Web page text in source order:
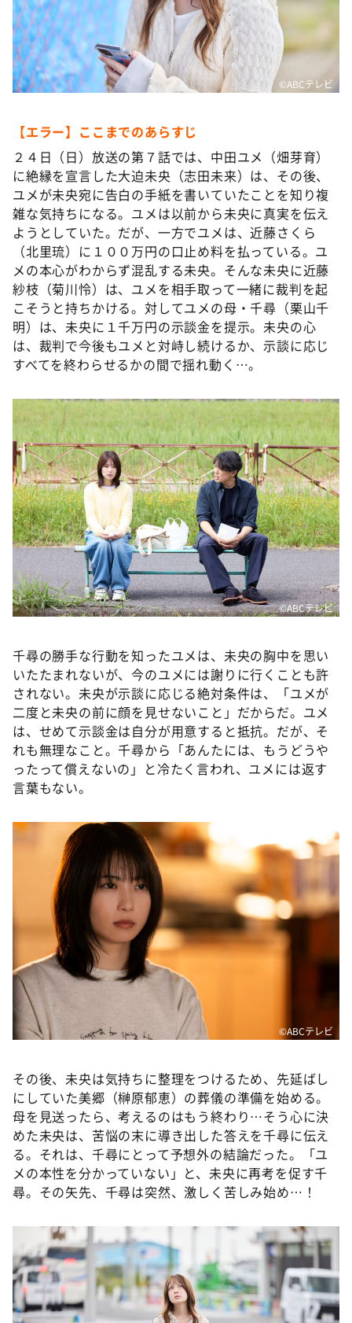
©️ABCテレビ
【エラー】ここまでのあらすじ
２４日（日）放送の第７話では、中田ユメ（畑芽育）
に絶縁を宣言した大迫未央（志田未来）は、その後、
ユメが未央宛に告白の手紙を書いていたことを知り複
雑な気持ちになる。ユメは以前から未央に真実を伝え
ようとしていた。だが、一方でユメは、近藤さくら
（北里琉）に１００万円の口止め料を払っている。ユ
メの本心がわからず混乱する未央。そんな未央に近藤
紗枝（菊川怜）は、ユメを相手取って一緒に裁判を起
こそうと持ちかける。対してユメの母・千尋（栗山千
明）は、未央に１千万円の示談金を提示。未央の心
は、裁判で今後もユメと対峙し続けるか、示談に応じ
すべてを終わらせるかの間で揺れ動く…。
©️ABCテレビ
千尋の勝手な行動を知ったユメは、未央の胸中を思い
いたたまれないが、今のユメには謝りに行くことも許
されない。未央が示談に応じる絶対条件は、「ユメが
二度と未央の前に顔を見せないこと」だからだ。ユメ
は、せめて示談金は自分が用意すると抵抗。だが、そ
れも無理なこと。千尋から「あんたには、もうどうや
ったって償えないの」と冷たく言われ、ユメには返す
言葉もない。
©️ABCテレビ
その後、未央は気持ちに整理をつけるため、先延ばし
にしていた美郷（榊原郁恵）の葬儀の準備を始める。
母を見送ったら、考えるのはもう終わり…そう心に決
めた未央は、苦悩の末に導き出した答えを千尋に伝え
る。それは、千尋にとって予想外の結論だった。「ユ
メの本性を分かっていない」と、未央に再考を促す千
尋。その矢先、千尋は突然、激しく苦しみ始め…！